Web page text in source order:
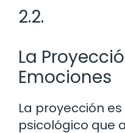
2.2.
La
Emociones
La proyección
psicológico que